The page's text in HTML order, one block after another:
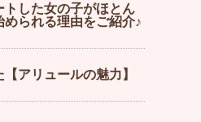
トした女の子がほとん
められる理由をご紹介♪
アリュールの魅力】